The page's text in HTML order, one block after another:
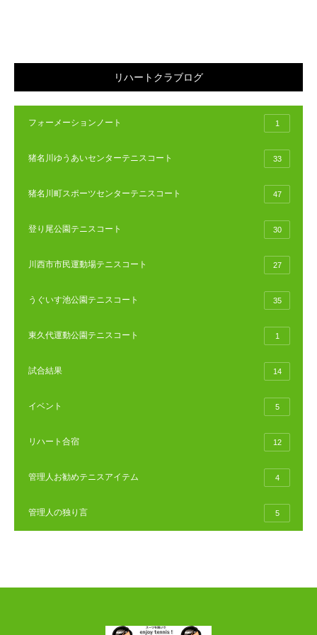
リハートクラブログ
フォーメーションノート 1
猪名川ゆうあいセンターテニスコート 33
猪名川町スポーツセンターテニスコート 47
登り尾公園テニスコート 30
川西市市民運動場テニスコート 27
うぐいす池公園テニスコート 35
東久代運動公園テニスコート 1
試合結果 14
イベント 5
リハート合宿 12
管理人お勧めテニスアイテム 4
管理人の独り言 5